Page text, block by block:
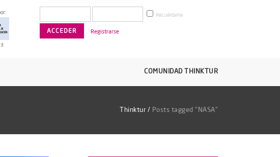
Recuérdame
Registrarse
COMUNIDAD THINKTUR
Thinktur / Posts tagged "NASA"